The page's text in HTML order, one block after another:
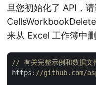
旦您初始化了 API，请
来从 Excel 工作簿中删
// 有关完整示例和数据文
https: //github.com/